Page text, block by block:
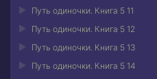
Путь одиночки. Книга 5 11
Путь одиночки. Книга 5 12
Путь одиночки. Книга 5 13
Путь одиночки. Книга 5 14